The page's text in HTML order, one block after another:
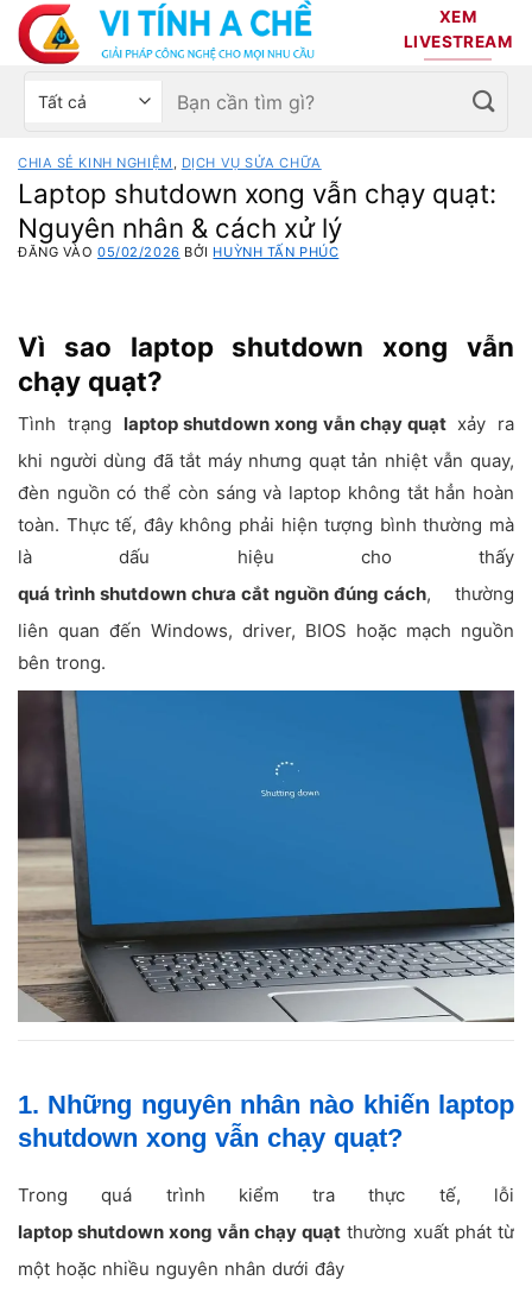
Bỏ
qua
nội
dung
XEM
LIVESTREAM
Chọn
sản
phẩm
Tìm
kiếm:
CHIA SẺ KINH NGHIỆM DỊCH VỤ SỬA CHỮA
Laptop shutdown xong vẫn chạy quạt:
Nguyên nhân & cách xử lý
ĐĂNG VÀO05/02/2026 BỞI HUỲNH TẤN PHÚC
Vì sao laptop shutdown xong vẫn
chạy quạt?
Tình trạng laptop shutdown xong vẫn chạy quạtxảy ra
khi người dùng đã tắt máy nhưng quạt tản nhiệt vẫn quay,
đèn nguồn có thể còn sáng và laptop không tắt hẳn hoàn
toàn. Thực tế, đây không phải hiện tượng bình thường mà
là dấu hiệu cho thấy
quá trình shutdown chưa cắt nguồn đúng cách, thường
liên quan đến Windows, driver, BIOS hoặc mạch nguồn
bên trong.
1. Những nguyên nhân nào khiến laptop
shutdown xong vẫn chạy quạt?
Trong quá trình kiểm tra thực tế, lỗi
laptop shutdown xong vẫn chạy quạt thường xuất phát từ
một hoặc nhiều nguyên nhân dưới đây